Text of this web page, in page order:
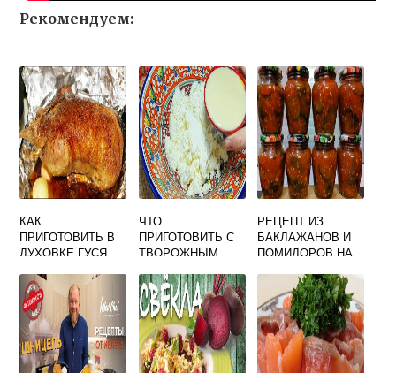
Рекомендуем:
КАК
ПРИГОТОВИТЬ В
ДУХОВКЕ ГУСЯ
ВКУСНО
ЧТО
ПРИГОТОВИТЬ С
ТВОРОЖНЫМ
И ВКУСНО
РЕЦЕПТ ИЗ
БАКЛАЖАНОВ И
ПОМИДОРОВ НА
ВКУСНЫЙ